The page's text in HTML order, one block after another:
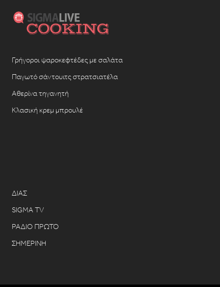
Γρήγοροι ψαροκεφτέδες με σαλάτα
Παγωτό σάντουιτς στρατσιατέλα
Αθερίνα τηγανητή
Κλασική κρεμ μπρουλέ
ΔΙΑΣ
SIGMA TV
ΡΑΔΙΟ ΠΡΩΤΟ
ΣΗΜΕΡΙΝΗ